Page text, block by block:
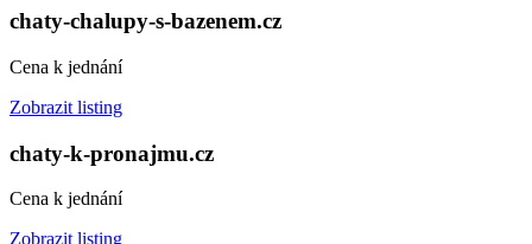
chaty-chalupy-s-bazenem.cz
Cena k jednání
Zobrazit listing
chaty-k-pronajmu.cz
Cena k jednání
Zobrazit listing